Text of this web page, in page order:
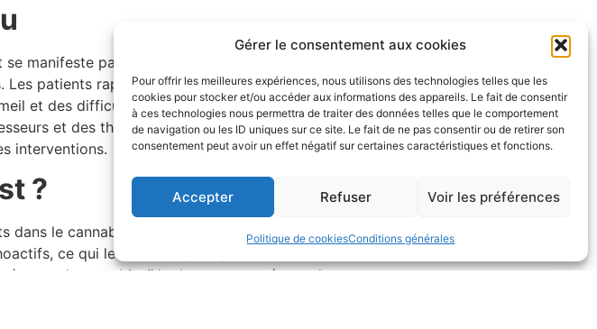
Gérer le consentement aux cookies
Pour offrir les meilleures expériences, nous utilisons des technologies telles que les
cookies pour stocker et/ou accéder aux informations des appareils. Le fait de consentir
à ces technologies nous permettra de traiter des données telles que le comportement
de navigation ou les ID uniques sur ce site. Le fait de ne pas consentir ou de retirer son
consentement peut avoir un effet négatif sur certaines caractéristiques et fonctions.
Accepter Refuser Voir les préférences
Politique de cookiesConditions générales
manifeste par des douleurs chroniques
Les patients rapportent souvent une douleur
et des difficultés cognitives. Les traitements
et des thérapies cognitives, mais
interventions.
?
dans le cannabis. Contrairement au THC
ce qui le rend attrayant pour une
endocannabinoïde du corps, un réseau de